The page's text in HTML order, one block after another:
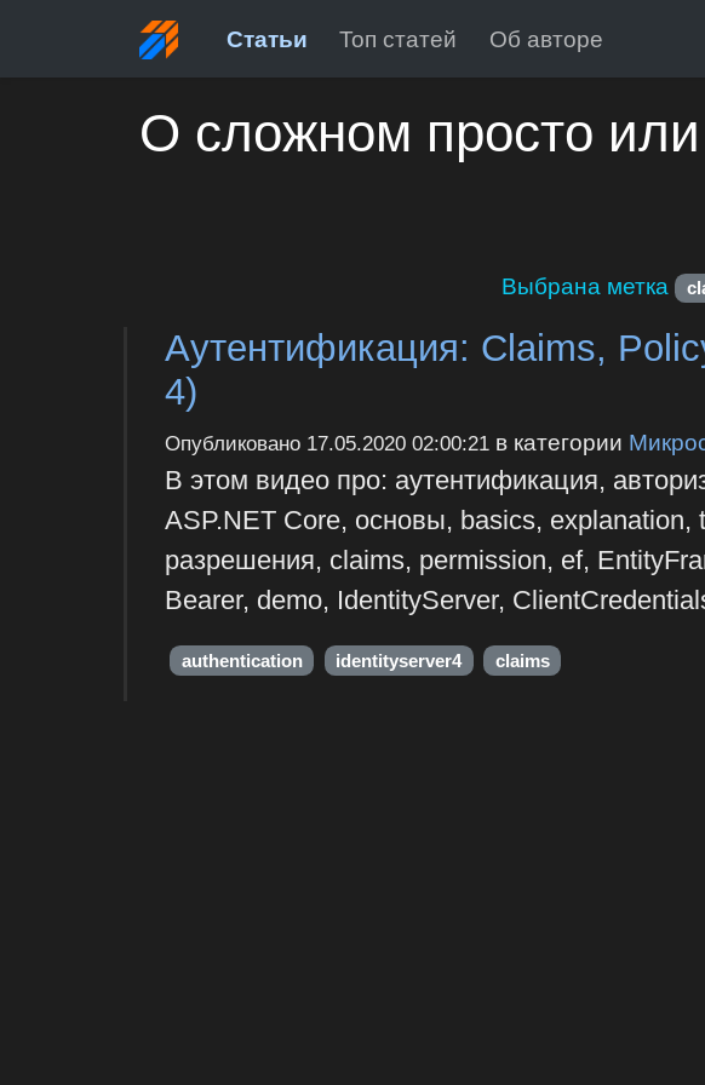
Статьи Топ статей Об авторе
О сложном просто
Выбрана метка
Аутентификация: Claims,
4)
Опубликовано 17.05.2020 02:00:21в категории
В этом видео про: аутентификация,
ASP.NET Core, основы, basics, explanation,
разрешения, claims, permission, ef,
Bearer, demo, IdentityServer,
authentication identityserver4 claims